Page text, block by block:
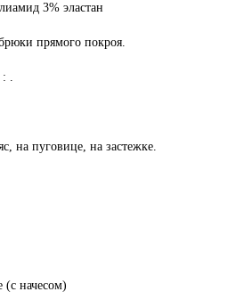
3% эластан
прямого покроя.
: .
на пуговице, на застежке.
(с начесом)